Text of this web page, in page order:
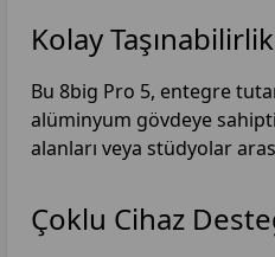
Kolay Taşınabilirlik
Bu 8big Pro 5, entegre
alüminyum gövdeye
alanları veya stüdyolar
Çoklu Cihaz